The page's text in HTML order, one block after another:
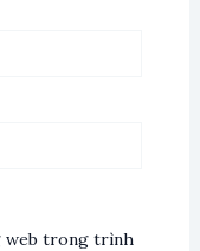
web trong trình